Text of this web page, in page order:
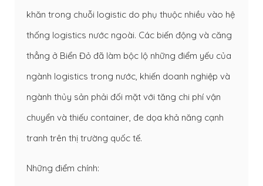
khăn trong chuỗi logistic do phụ thuộc nhiều vào hệ
thống logistics nước ngoài. Các biến động và căng
thẳng ở Biển Đỏ đã làm bộc lộ những điểm yếu của
ngành logistics trong nước, khiến doanh nghiệp và
ngành thủy sản phải đối mặt với tăng chi phí vận
chuyển và thiếu container, đe dọa khả năng cạnh
tranh trên thị trường quốc tế.
Những điểm chính: